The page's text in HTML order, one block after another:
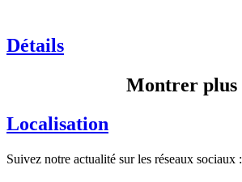
Détails
Montrer plus
Localisation
Suivez notre actualité sur les réseaux sociaux :